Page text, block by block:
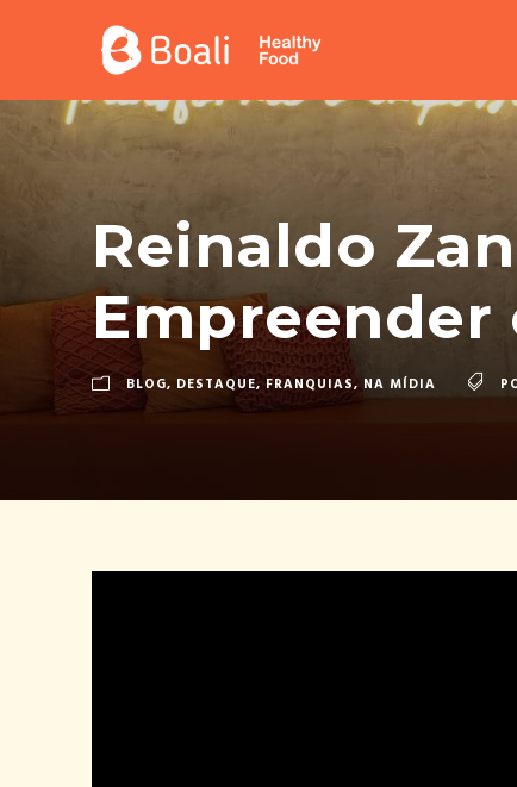
Reinaldo
Empreender
BLOG, DESTAQUE, FRANQUIAS, NA MÍDIA